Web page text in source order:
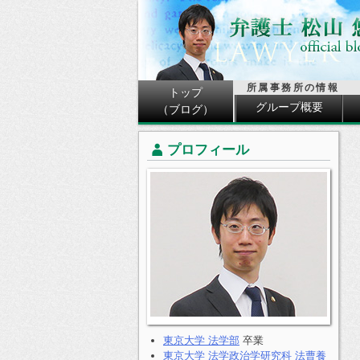
トップ
（ブログ）
所属事務所の情報
グループ概要
プロフィール
東京大学 法学部 卒業
東京大学 法学政治学研究科 法曹養